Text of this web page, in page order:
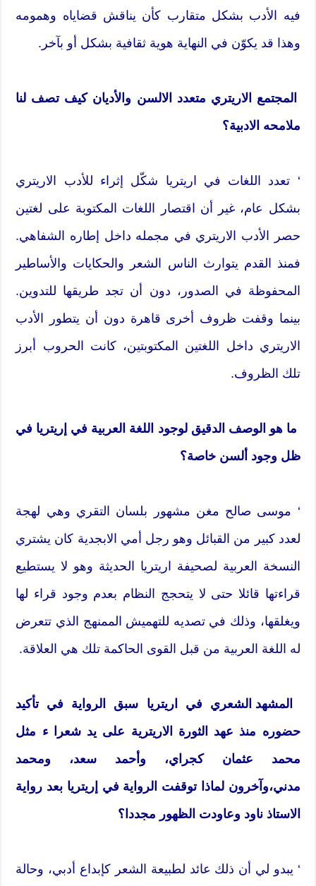
فيه الأدب بشكل متقارب كأن يناقش قضاياه وهمومه
وهذا قد يكوّن في النهاية هوية ثقافية بشكل أو بآخر.
المجتمع الاريتري متعدد الالسن والأديان كيف تصف لنا
ملامحه الادبية؟
‘ تعدد اللغات في اريتريا شكّل إثراء للأدب الاريتري
بشكل عام، غير أن اقتصار اللغات المكتوبة على لغتين
حصر الأدب الاريتري في مجمله داخل إطاره الشفاهي.
فمنذ القدم يتوارث الناس الشعر والحكايات والأساطير
المحفوظة في الصدور، دون أن تجد طريقها للتدوين.
بينما وقفت ظروف أخرى قاهرة دون أن يتطور الأدب
الاريتري داخل اللغتين المكتوبتين، كانت الحروب أبرز
تلك الظروف.
ما هو الوصف الدقيق لوجود اللغة العربية في إريتريا في
ظل وجود ألسن خاصة؟
‘ موسى صالح مغن مشهور بلسان التقري وهي لهجة
لعدد كبير من القبائل وهو رجل أمي الابجدية كان يشتري
النسخة العربية لصحيفة اريتريا الحديثة وهو لا يستطيع
قراءتها قائلا حتى لا يتحجج النظام بعدم وجود قراء لها
ويغلقها، وذلك في تصديه للتهميش الممنهج الذي تتعرض
له اللغة العربية من قبل القوى الحاكمة تلك هي العلاقة.
المشهد الشعري في اريتريا سبق الرواية في تأكيد
حضوره منذ عهد الثورة الاريترية على يد شعرا ء مثل
محمد عثمان كجراي، وأحمد سعد، ومحمد
مدني،وآخرون لماذا توقفت الرواية في إريتريا بعد رواية
الاستاذ ناود وعاودت الظهور مجددا؟
‘ يبدو لي أن ذلك عائد لطبيعة الشعر كإبداع أدبي، وحالة